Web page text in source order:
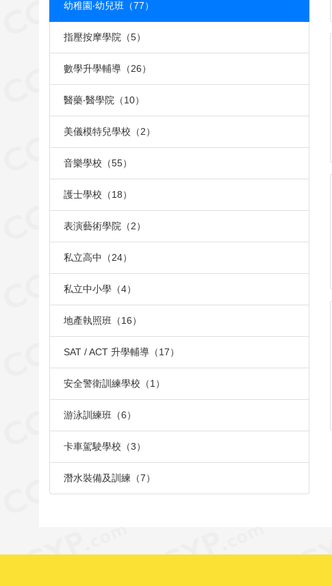
幼稚園‧幼兒班（77）
指壓按摩學院（5）
數學升學輔導（26）
醫藥‧醫學院（10）
美儀模特兒學校（2）
音樂學校（55）
護士學校（18）
表演藝術學院（2）
私立高中（24）
私立中小學（4）
地產執照班（16）
SAT / ACT 升學輔導（17）
安全警衛訓練學校（1）
游泳訓練班（6）
卡車駕駛學校（3）
潛水裝備及訓練（7）